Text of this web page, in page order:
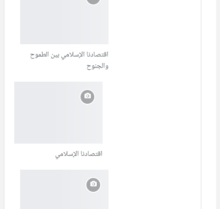
اقتصادنا الإسلامي بين الطموح
والجنوح
اقتصادنا الإسلامي